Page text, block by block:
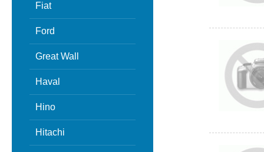
Fiat
Ford
Great Wall
Haval
Hino
Hitachi